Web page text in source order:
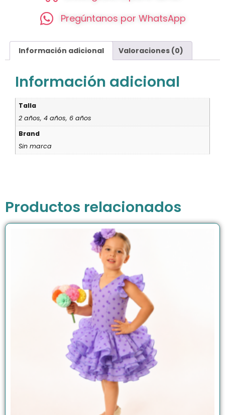
Pregúntanos por WhatsApp
Información adicional Valoraciones (0)
Información adicional
Talla
2 años, 4 años, 6 años
Brand
Sin marca
Productos relacionados